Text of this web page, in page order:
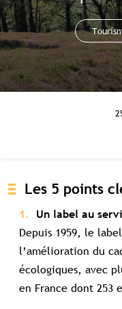
Les 5 points
Un label au
Depuis 1959, le
l’amélioration du
écologiques, avec
en France dont 253